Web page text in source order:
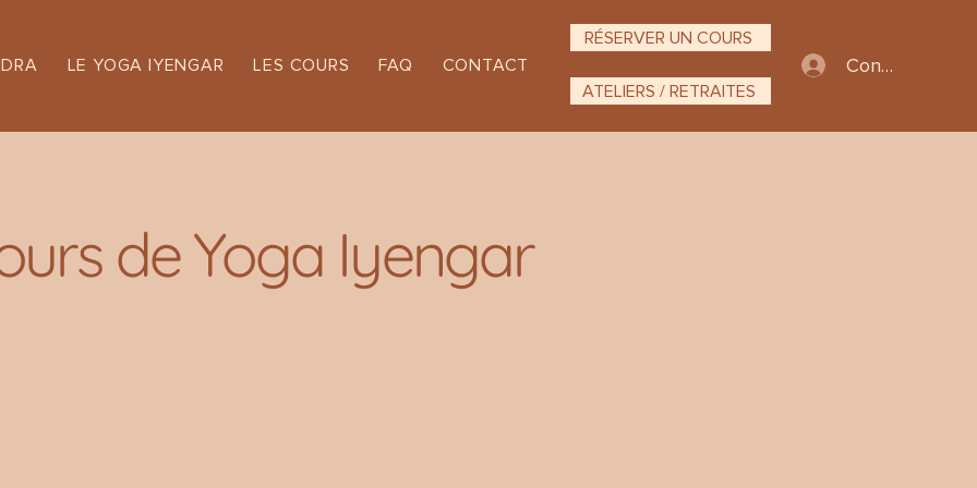
LE YOGA IYENGAR LES COURS FAQ CONTACT
RÉSERVER UN COURS
ATELIERS / RETRAITES
Connexion
de Yoga Iyengar